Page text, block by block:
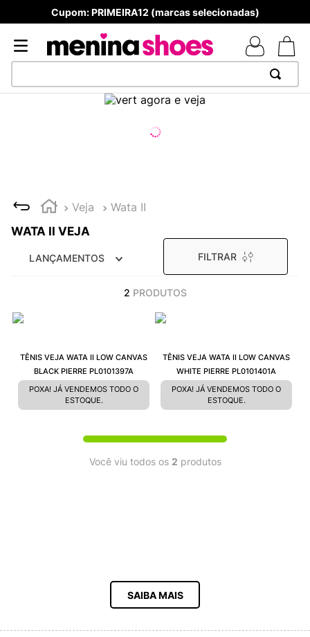
Cupom: PRIMEIRA12 (marcas selecionadas)
Veja
Wata II
WATA II VEJA
LANÇAMENTOS FILTRAR
2 PRODUTOS
TÊNIS VEJA WATA II LOW CANVAS
BLACK PIERRE PL0101397A
POXA! JÁ VENDEMOS TODO O
ESTOQUE.
TÊNIS VEJA WATA II LOW CANVAS
WHITE PIERRE PL0101401A
POXA! JÁ VENDEMOS TODO O
ESTOQUE.
Você viu todos os 2 produtos
SAIBA MAIS
TERMOS MAIS BUSCADOS
MELISSA SLIDE
VANS TÊNIS VANS ULTRARANGE